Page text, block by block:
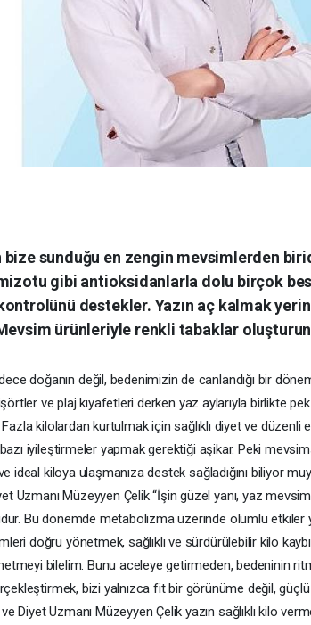
bize sunduğu en zengin mevsimlerden
gibi antioksidanlarla dolu birçok
destekler. Yazın aç kalmak
ürünleriyle renkli tabaklar
doğanın değil, bedenimizin de canlandığı bir dönem
ve plaj kıyafetleri derken yaz aylarıyla birlikte
Fazla kilolardan kurtulmak için sağlıklı diyet ve
bazı iyileştirmeler yapmak gerektiği aşikar. Peki
ve ideal kiloya ulaşmanıza destek sağladığını biliyor
Uzmanı Müzeyyen Çelik “İşin güzel yanı, yaz
Bu dönemde metabolizma üzerinde olumlu etkiler
doğru yönetmek, sağlıklı ve sürdürülebilir kilo
bilelim. Bunu aceleye getirmeden, bedeninin
bizi yalnızca fit bir görünüme değil,
Diyet Uzmanı Müzeyyen Çelik yazın sağlıklı kilo